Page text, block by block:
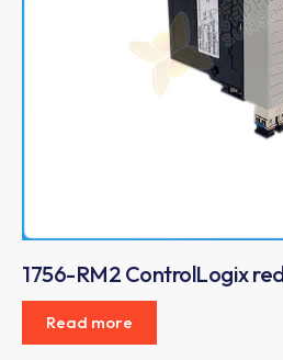
1756-RM2 ControlLogix
Read more